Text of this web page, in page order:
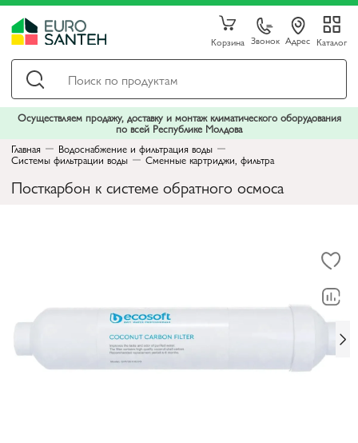
Корзина Звонок Адрес Каталог
Осуществляем продажу, доставку и монтаж климатического оборудования
по всей Республике Молдова
Главная
Водоснабжение и фильтрация воды
Системы фильтрации воды Сменные картриджи, фильтра
Посткарбон к системе обратного осмоса